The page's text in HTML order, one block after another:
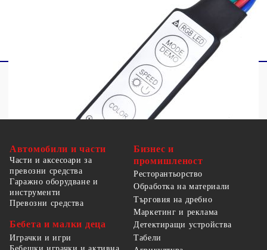
Автомобили и части
Части и аксесоари за
превозни средства
Гаражно оборудване и
инструменти
Превозни средства
Бебета и малки деца
Играчки и игри
Бизнес и
промишленост
Ресторантьорство
Обработка на материали
Търговия на дребно
Маркетинг и реклама
Детектиращи устройства
Табели